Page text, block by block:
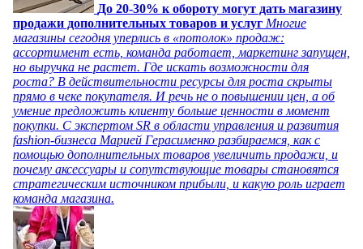
До 20-30% к обороту могут дать магазину
продажи дополнительных товаров и услуг Многие
магазины сегодня уперлись в «потолок» продаж:
ассортимент есть, команда работает, маркетинг запущен,
но выручка не растет. Где искать возможности для
роста? В действительности ресурсы для роста скрыты
прямо в чеке покупателя. И речь не о повышении цен, а об
умение предложить клиенту больше ценности в момент
покупки. С экспертом SR в области управления и развития
fashion-бизнеса Марией Герасименко разбираемся, как с
помощью дополнительных товаров увеличить продажи, и
почему аксессуары и сопутствующие товары становятся
стратегическим источником прибыли, и какую роль играет
команда магазина.